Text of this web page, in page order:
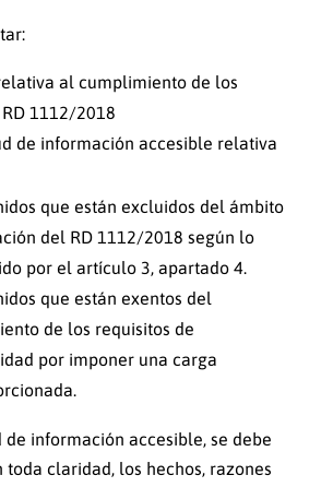
al cumplimiento de los
1112/2018
de información accesible relativa
que están excluidos del ámbito
del RD 1112/2018 según lo
por el artículo 3, apartado 4.
que están exentos del
de los requisitos de
por imponer una carga
de información accesible, se debe
toda claridad, los hechos, razones